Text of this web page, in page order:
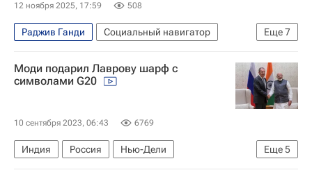
12 ноября 2025, 17:59 508
Еще7
Раджив Ганди
Социальный навигатор
Маврикий
Танзания
Россия
Ирада Зейналова
СН_Образование
Общество
Моди подарил Лаврову шарф с
символами G20
10 сентября 2023, 06:43 6769
Еще5
Индия Россия
Нью-Дели
Сергей Лавров
Махатма Ганди